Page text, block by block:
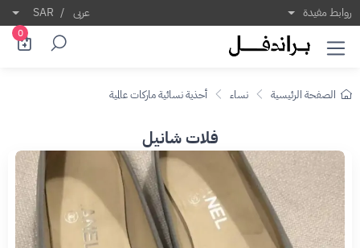
روابط مفيدة عربى /
SAR
0
الصفحة الرئيسية نساء أحذية نسائية ماركات عالمية
فلات شانيل